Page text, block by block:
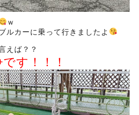
ｗ
ルカーに乗って行きましたよ
えば？？
す！！！